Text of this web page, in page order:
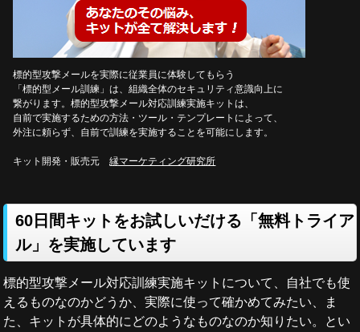
標的型攻撃メールを実際に従業員に体験してもらう
「標的型メール訓練」は、組織全体のセキュリティ意識向上に
繋がります。標的型攻撃メール対応訓練実施キットは、
自前で実施するための方法・ツール・テンプレートによって、
外注に頼らず、自前で訓練を実施することを可能にします。
キット開発・販売元縁マーケティング研究所
60日間キットをお試しいだける「無料トライア
ル」を実施しています
標的型攻撃メール対応訓練実施キットについて、自社でも使
えるものなのかどうか、実際に使って確かめてみたい、ま
た、キットが具体的にどのようなものなのか知りたい。とい